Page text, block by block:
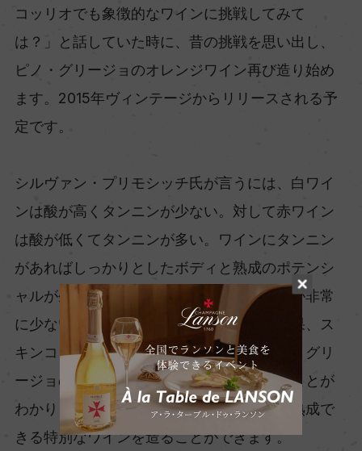
コッリオでも象徴的なワインに挑戦してみて
は？」と話していた時に、昔の挑戦を思い出し、
ピノ・グリージョのオレンジワイン再び造り始め
ます。2015年ヴィンテージからリリースされる予
定です。
シルヴァン・プリモシッチ氏が言うには、白ワイ
ンは酸が高くタンニンが少ない。対して赤ワイン
は酸が低くてタンニンが多い。ワインにタンニン
があればしっかりとしたボディと熟成のポテンシ
ャルが生まれます。ピノ・グリージョは酸が非常
に少ない品種ですが、試行錯誤を重ねた結果、ス
キンコンタクトを約７日間行うことでピノ・グリ
ージョのタンニンがワインにしっかり入ることが
わかりました。非常にボリューム感のある熟成で
きる特別なワインを造ることができます。